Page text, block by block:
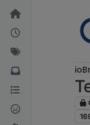
Weiter zum Inhalt